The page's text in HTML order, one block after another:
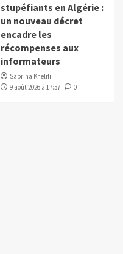
stupéfiants en Algérie :
un nouveau décret
encadre les
récompenses aux
informateurs
Sabrina Khelifi
9 août 2026 à 17:57
0